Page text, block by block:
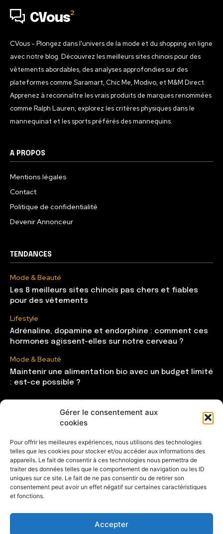
Gérer le consentement aux
cookies
Pour offrir les meilleures expériences, nous utilisons des technologies
telles que les cookies pour stocker et/ou accéder aux informations des
appareils. Le fait de consentir à ces technologies nous permettra de
traiter des données telles que le comportement de navigation ou les ID
uniques sur ce site. Le fait de ne pas consentir ou de retirer son
consentement peut avoir un effet négatif sur certaines caractéristiques
et fonctions.
Accepter
CVous2
CVous - Plongez dans l'univers de la mode et du shopping en ligne
avec notre blog. Découvrez les meilleurs sites chinois pour des
vêtements abordables, des analyses approfondies sur des
plateformes comme Saramart, Chic Me, Modivo, et M&M Direct.
Apprenez à reconnaître les vrais produits de marques renommées
comme Ralph Lauren, explorez les critères physiques dans le
mannequinat et les sports préférés des mannequins.
A PROPOS
Mentions légales
Contact
Politique de confidentialité
Devenir Annonceur
TENDANCES
Mode & Beauté
Les 8 meilleurs sites chinois pas chers et fiables
pour des vêtements
Lifestyle
Adrénaline, dopamine et endorphine : comment ces
hormones agissent-elles sur notre cerveau ?
Mode & Beauté
Maintenir une alimentation bio avec un budget limité
: est-ce possible ?
Mode & Beauté
Lifestyle
104
Maison
85
Shopping
Entrepreneuse